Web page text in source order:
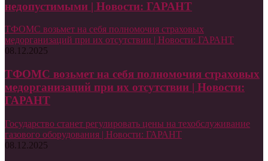
недопустимыми | Новости: ГАРАНТ
ТФОМС возьмет на себя полномочия страховых
медорганизаций при их отсутствии | Новости: ГАРАНТ
08.12.2025
ТФОМС возьмет на себя полномочия страховых
медорганизаций при их отсутствии | Новости:
ГАРАНТ
Государство станет регулировать цены на техобслуживание
газового оборудования | Новости: ГАРАНТ
08.12.2025